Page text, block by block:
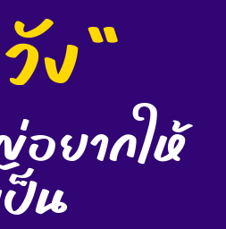
ง"
ยากให้
ป็น